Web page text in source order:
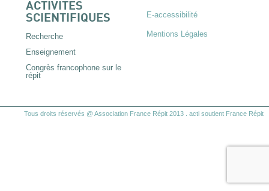
ACTIVITÉS
SCIENTIFIQUES
Recherche
Enseignement
Congrès francophone sur le
répit
E-accessibilité
Mentions Légales
Tous droits réservés @ Association France Répit 2013 .acti soutient France Répit